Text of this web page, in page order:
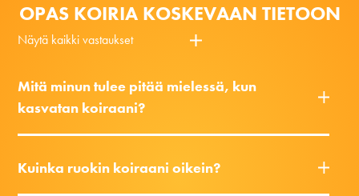
OPAS KOIRIA KOSKEVAAN TIETOON
Näytä kaikki vastaukset
Mitä minun tulee pitää mielessä, kun
kasvatan koiraani?
Kuinka ruokin koiraani oikein?